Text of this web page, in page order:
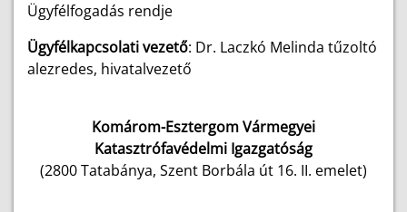
Ügyfélfogadás rendje
Ügyfélkapcsolati vezető: Dr. Laczkó Melinda tűzoltó
alezredes, hivatalvezető
Komárom-Esztergom Vármegyei
Katasztrófavédelmi Igazgatóság
(2800 Tatabánya, Szent Borbála út 16. II. emelet)